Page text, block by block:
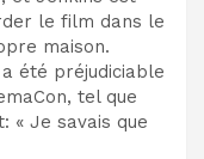
le film dans le
maison.
été préjudiciable
tel que
« Je savais que